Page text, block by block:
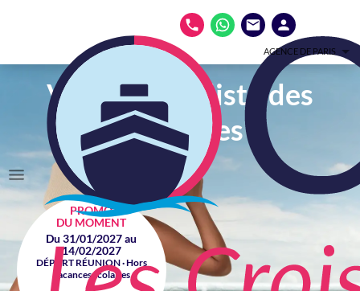
AGENCE DE PARIS
Votre spécialiste des
croisières
PROMO
DU MOMENT
Du 31/01/2027 au
14/02/2027
DÉPART RÉUNION · Hors
vacances scolaires